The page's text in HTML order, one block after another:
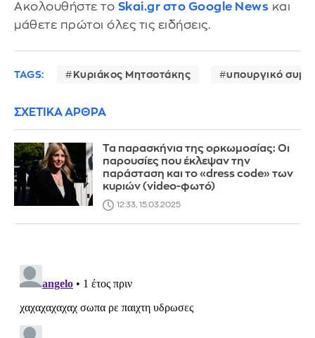
Ακολουθήστε το Skai.gr στο Google News και
μάθετε πρώτοι όλες τις ειδήσεις.
TAGS: Κυριάκος Μητσοτάκης υπουργικό
ΣΧΕΤΙΚΑ ΑΡΘΡΑ
Τα παρασκήνια της ορκωμοσίας: Οι
παρουσίες που έκλεψαν την
παράσταση και το «dress code» των
κυριών (video-φωτό)
12:33, 15.03.2025